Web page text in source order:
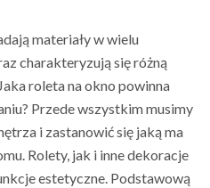
materiały w wielu
charakteryzują się różną
roleta na okno powinna
Przede wszystkim musimy
i zastanowić się jaką ma
Rolety, jak i inne dekoracje
estetyczne. Podstawową